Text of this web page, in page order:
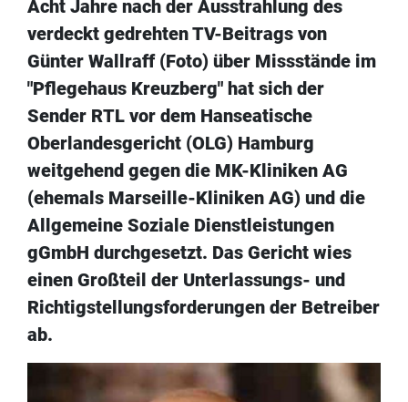
Acht Jahre nach der Ausstrahlung des
verdeckt gedrehten TV-Beitrags von
Günter Wallraff (Foto) über Missstände im
"Pflegehaus Kreuzberg" hat sich der
Sender RTL vor dem Hanseatische
Oberlandesgericht (OLG) Hamburg
weitgehend gegen die MK-Kliniken AG
(ehemals Marseille-Kliniken AG) und die
Allgemeine Soziale Dienstleistungen
gGmbH durchgesetzt. Das Gericht wies
einen Großteil der Unterlassungs- und
Richtigstellungsforderungen der Betreiber
ab.